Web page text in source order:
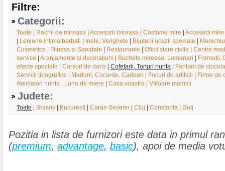
Filtre:
Categorii:
Toate Rochii de mireasa Accesorii mireasa Costume mire Accesorii mire
Lenjerie intima barbati Inele, Verighete Bijuterii ocazii speciale
Cosmetica
Fitness si Sanatate Restaurante Oficii stare civila
Centre
service
Aranjamente si decoratiuni Buchete mireasa, Lumanari
Formatii,
efecte speciale
Cursuri de dans Cofetarii, Torturi nunta
Fantani de
Servicii tipografice
Marturii, Cocarde, Cadouri Focuri de artificii
Firme de
Animatori nunta
Luna de miere Casa voastra Viitoare mamici
Judete:
Toate Brasov Bucuresti Caras-Severin Cluj Constanta Dolj
Pozitia in lista de furnizori este data in primul
(premium, advantage, basic), apoi de media